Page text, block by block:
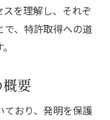
実施
意点を徹底解説
流れ
認
成功要因
を理解し、それぞ
で、特許取得への道
要
ており、発明を保護